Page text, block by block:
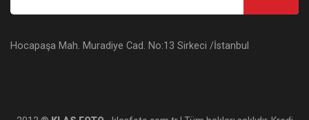
Hocapaşa Mah. Muradiye Cad. No:13 Sirkeci /İstanbul